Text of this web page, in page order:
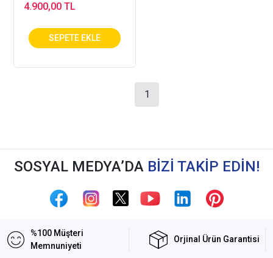
4.900,00 TL
1
SOSYAL MEDYA’DA BİZİ TAKİP EDİN!
%100 Müşteri
Memnuniyeti
Orjinal Ürün Garantisi